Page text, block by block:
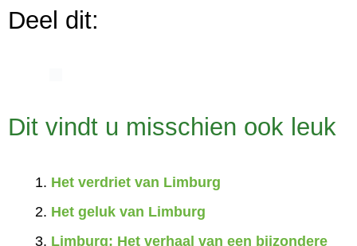
Deel dit:
Dit vindt u misschien ook leuk
Het verdriet van Limburg
Het geluk van Limburg
Limburg: Het verhaal van een bijzondere